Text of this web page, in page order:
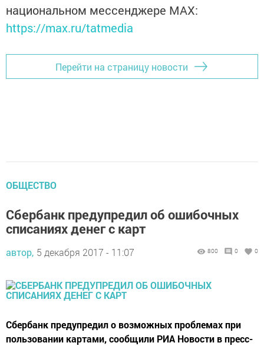
национальном мессенджере MАХ:
https://max.ru/tatmedia
Перейти на страницу новости
ОБЩЕСТВО
Сбербанк предупредил об ошибочных
списаниях денег с карт
автор, 5 декабря 2017 - 11:07 800 0 0
Сбербанк предупредил о возможных проблемах при
пользовании картами, сообщили РИА Новости в пресс-